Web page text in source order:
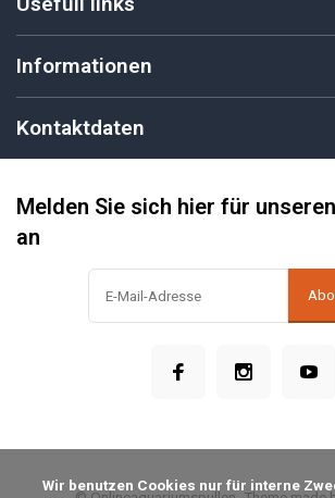
Informationen
Kontaktdaten
Melden Sie sich hier für
an